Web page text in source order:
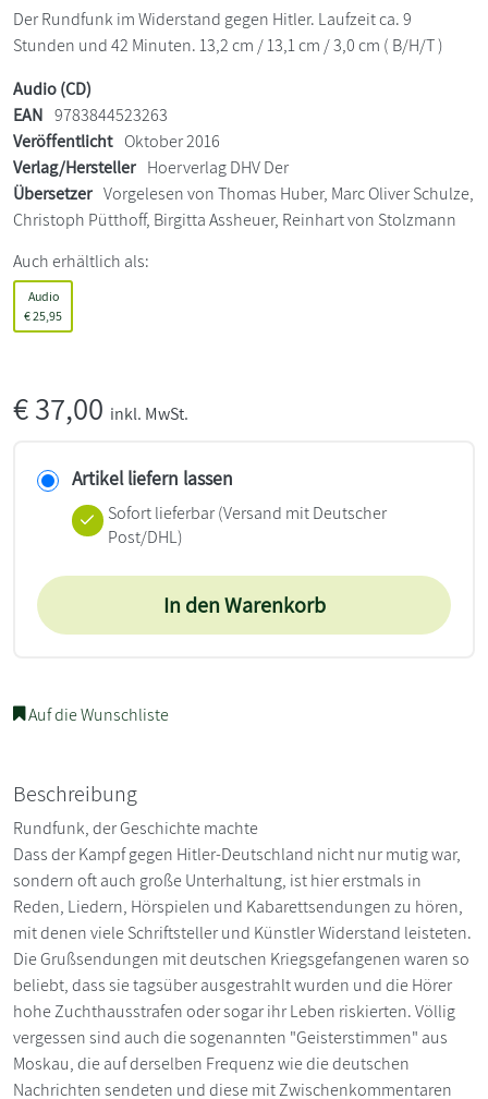
Der Rundfunk im Widerstand gegen Hitler. Laufzeit ca. 9
Stunden und 42 Minuten. 13,2 cm / 13,1 cm / 3,0 cm ( B/H/T )
Audio (CD)
EAN 9783844523263
Veröffentlicht Oktober 2016
Verlag/Hersteller Hoerverlag DHV Der
Übersetzer Vorgelesen von Thomas Huber, Marc Oliver Schulze,
Christoph Pütthoff, Birgitta Assheuer, Reinhart von Stolzmann
Auch erhältlich als:
Audio
€25,95
€37,00 inkl. MwSt.
Artikel liefern lassen
Sofort lieferbar(Versand mit Deutscher
Post/DHL)
In den Warenkorb
Auf die Wunschliste
Beschreibung
Rundfunk, der Geschichte machte
Dass der Kampf gegen Hitler-Deutschland nicht nur mutig war,
sondern oft auch große Unterhaltung, ist hier erstmals in
Reden, Liedern, Hörspielen und Kabarettsendungen zu hören,
mit denen viele Schriftsteller und Künstler Widerstand leisteten.
Die Grußsendungen mit deutschen Kriegsgefangenen waren so
beliebt, dass sie tagsüber ausgestrahlt wurden und die Hörer
hohe Zuchthausstrafen oder sogar ihr Leben riskierten. Völlig
vergessen sind auch die sogenannten "Geisterstimmen" aus
Moskau, die auf derselben Frequenz wie die deutschen
Nachrichten sendeten und diese mit Zwischenkommentaren